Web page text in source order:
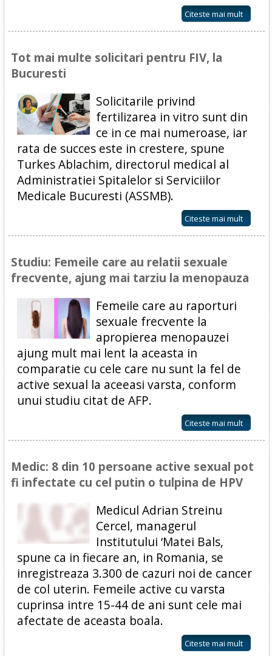
Citeste mai mult
Tot mai multe solicitari pentru FIV, la
Bucuresti
Solicitarile privind
fertilizarea in vitro sunt din
ce in ce mai numeroase, iar
rata de succes este in crestere, spune
Turkes Ablachim, directorul medical al
Administratiei Spitalelor si Serviciilor
Medicale Bucuresti (ASSMB).
Citeste mai mult
Studiu: Femeile care au relatii sexuale
frecvente, ajung mai tarziu la menopauza
Femeile care au raporturi
sexuale frecvente la
apropierea menopauzei
ajung mult mai lent la aceasta in
comparatie cu cele care nu sunt la fel de
active sexual la aceeasi varsta, conform
unui studiu citat de AFP.
Citeste mai mult
Medic: 8 din 10 persoane active sexual pot
fi infectate cu cel putin o tulpina de HPV
Medicul Adrian Streinu
Cercel, managerul
Institutului ‘Matei Bals,
spune ca in fiecare an, in Romania, se
inregistreaza 3.300 de cazuri noi de cancer
de col uterin. Femeile active cu varsta
cuprinsa intre 15-44 de ani sunt cele mai
afectate de aceasta boala.
Citeste mai mult